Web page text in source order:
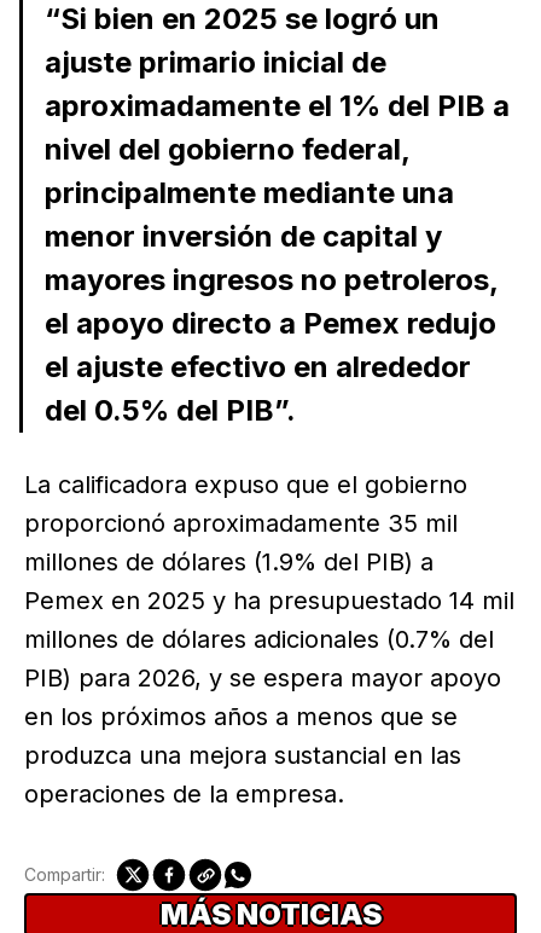
“Si bien en 2025 se logró un
ajuste primario inicial de
aproximadamente el 1% del PIB a
nivel del gobierno federal,
principalmente mediante una
menor inversión de capital y
mayores ingresos no petroleros,
el apoyo directo a Pemex redujo
el ajuste efectivo en alrededor
del 0.5% del PIB”.
La calificadora expuso que el gobierno
proporcionó aproximadamente 35 mil
millones de dólares (1.9% del PIB) a
Pemex en 2025 y ha presupuestado 14 mil
millones de dólares adicionales (0.7% del
PIB) para 2026, y se espera mayor apoyo
en los próximos años a menos que se
produzca una mejora sustancial en las
operaciones de la empresa.
Compartir:
MÁS NOTICIAS